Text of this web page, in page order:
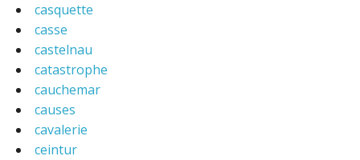
casquette
casse
castelnau
catastrophe
cauchemar
causes
cavalerie
ceintur